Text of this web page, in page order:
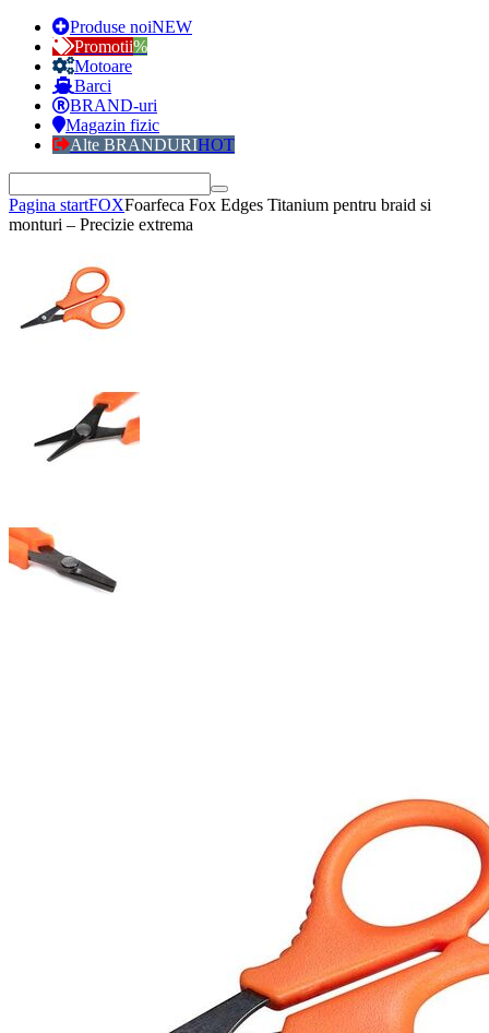
Produse noiNEW
Promotii%
Motoare
Barci
BRAND-uri
Magazin fizic
Alte BRANDURIHOT
Pagina startFOXFoarfeca Fox Edges Titanium pentru braid si
monturi – Precizie extrema